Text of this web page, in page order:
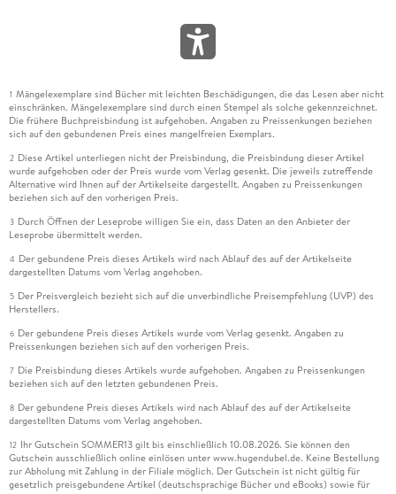
1 Mängelexemplare sind Bücher mit leichten Beschädigungen, die das Lesen aber nicht
einschränken. Mängelexemplare sind durch einen Stempel als solche gekennzeichnet.
Die frühere Buchpreisbindung ist aufgehoben. Angaben zu Preissenkungen beziehen
sich auf den gebundenen Preis eines mangelfreien Exemplars.
2 Diese Artikel unterliegen nicht der Preisbindung, die Preisbindung dieser Artikel
wurde aufgehoben oder der Preis wurde vom Verlag gesenkt. Die jeweils zutreffende
Alternative wird Ihnen auf der Artikelseite dargestellt. Angaben zu Preissenkungen
beziehen sich auf den vorherigen Preis.
3 Durch Öffnen der Leseprobe willigen Sie ein, dass Daten an den Anbieter der
Leseprobe übermittelt werden.
4 Der gebundene Preis dieses Artikels wird nach Ablauf des auf der Artikelseite
dargestellten Datums vom Verlag angehoben.
5 Der Preisvergleich bezieht sich auf die unverbindliche Preisempfehlung (UVP) des
Herstellers.
6 Der gebundene Preis dieses Artikels wurde vom Verlag gesenkt. Angaben zu
Preissenkungen beziehen sich auf den vorherigen Preis.
7 Die Preisbindung dieses Artikels wurde aufgehoben. Angaben zu Preissenkungen
beziehen sich auf den letzten gebundenen Preis.
8 Der gebundene Preis dieses Artikels wird nach Ablauf des auf der Artikelseite
dargestellten Datums vom Verlag angehoben.
12 Ihr Gutschein SOMMER13 gilt bis einschließlich 10.08.2026. Sie können den
Gutschein ausschließlich online einlösen unter www.hugendubel.de. Keine Bestellung
zur Abholung mit Zahlung in der Filiale möglich. Der Gutschein ist nicht gültig für
gesetzlich preisgebundene Artikel (deutschsprachige Bücher und eBooks) sowie für